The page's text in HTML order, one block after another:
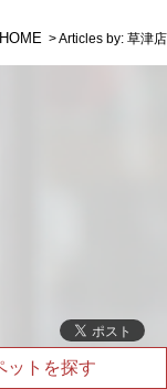
ットを探す
HOME >Articles by: 草津店